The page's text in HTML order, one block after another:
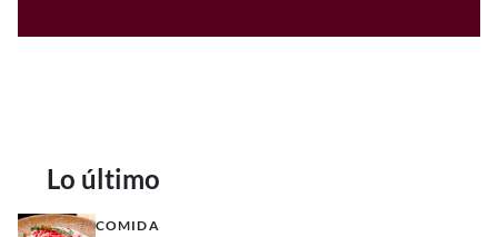
Lo último
COMIDA